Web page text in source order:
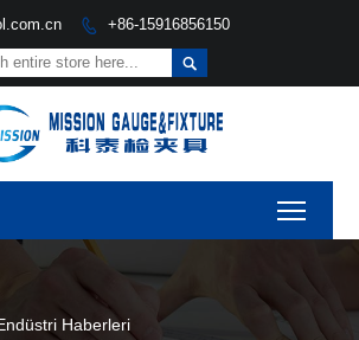
 +86-15916856150

Haberleri